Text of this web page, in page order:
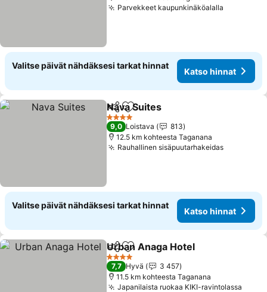
Parvekkeet kaupunkinäköalalla
Valitse päivät nähdäksesi tarkat hinnat
Katso hinnat
Jaa Lisää suosikkeihin
Nava Suites
4 Tähtiluokitus
9,0 Loistava
813
12.5 km kohteesta Taganana
Rauhallinen sisäpuutarhakeidasKatso
Valitse päivät nähdäksesi tarkat hinnat
Katso hinnat
Jaa Lisää suosikkeihin
Urban Anaga Hotel
4 Tähtiluokitus
7,7 Hyvä
3 457
11.5 km kohteesta Taganana
Japanilaista ruokaa KIKI-ravintolassa